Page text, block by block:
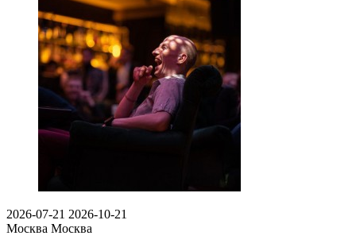
2026-07-21 2026-10-21
Москва Москва